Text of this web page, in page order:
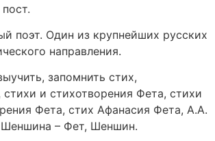
поэт. Один из крупнейших русских
направления.
запомнить стих,
стихи и стихотворения Фета, стихи
Фета, стих Афанасия Фета, А.А.
– Фет, Шеншин.